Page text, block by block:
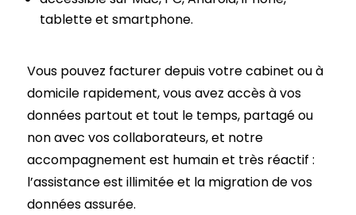
tablette et smartphone.
Vous pouvez facturer depuis votre cabinet ou à
domicile rapidement, vous avez accès à vos
données partout et tout le temps, partagé ou
non avec vos collaborateurs, et notre
accompagnement est humain et très réactif :
l’assistance est illimitée et la migration de vos
données assurée.